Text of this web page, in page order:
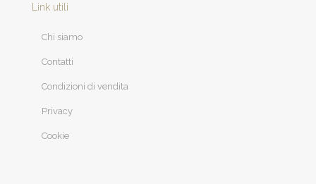
Link utili
Chi siamo
Contatti
Condizioni di vendita
Privacy
Cookie